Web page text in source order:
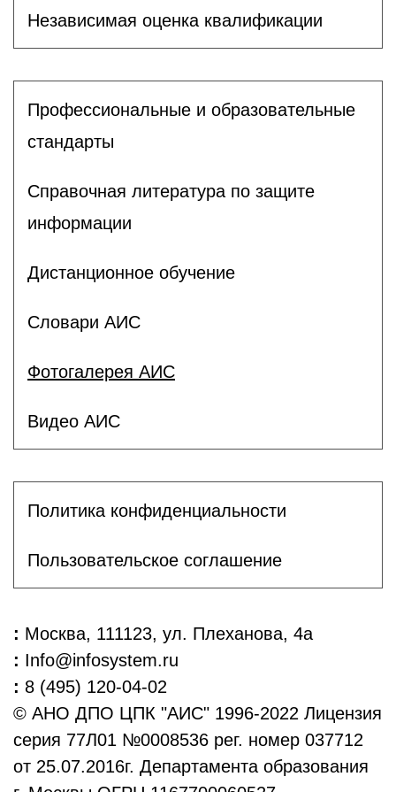
Независимая оценка квалификации
Профессиональные и образовательные
стандарты
Справочная литература по защите
информации
Дистанционное обучение
Словари АИС
Фотогалерея АИС
Видео АИС
Политика конфиденциальности
Пользовательское соглашение
: Москва, 111123, ул. Плеханова, 4а
: Info@infosystem.ru
: 8 (495) 120-04-02
© АНО ДПО ЦПК "АИС" 1996-2022 Лицензия
серия 77Л01 №0008536 рег. номер 037712
от 25.07.2016г. Департамента образования